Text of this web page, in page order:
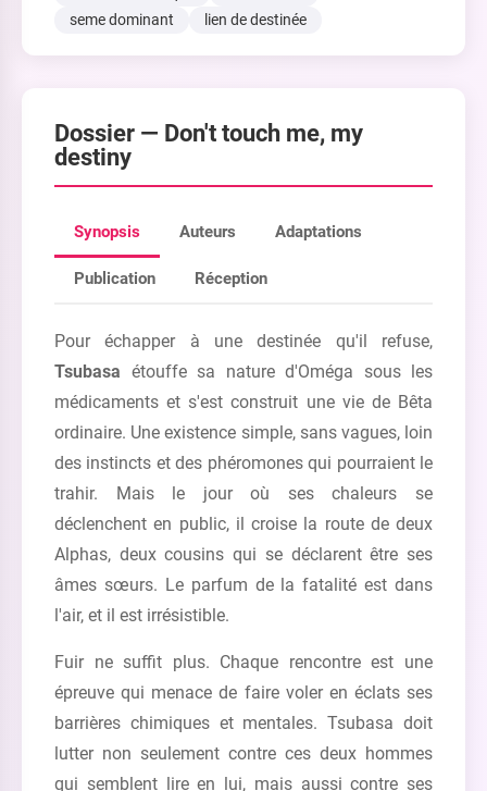
seme dominant
lien de destinée
Dossier — Don't touch me, my
destiny
Synopsis Auteurs Adaptations
Publication Réception
Pour échapper à une destinée qu'il refuse,
Tsubasa étouffe sa nature d'Oméga sous les
médicaments et s'est construit une vie de Bêta
ordinaire. Une existence simple, sans vagues, loin
des instincts et des phéromones qui pourraient le
trahir. Mais le jour où ses chaleurs se
déclenchent en public, il croise la route de deux
Alphas, deux cousins qui se déclarent être ses
âmes sœurs. Le parfum de la fatalité est dans
l'air, et il est irrésistible.
Fuir ne suffit plus. Chaque rencontre est une
épreuve qui menace de faire voler en éclats ses
barrières chimiques et mentales. Tsubasa doit
lutter non seulement contre ces deux hommes
qui semblent lire en lui, mais aussi contre ses